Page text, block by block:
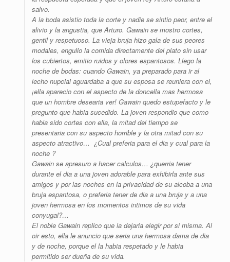
salvo.
A la boda asistio toda la corte y nadie se sintio peor, entre el
alivio y la angustia, que Arturo. Gawain se mostro cortes,
gentil y respetuoso. La vieja bruja hizo gala de sus peores
modales, engullo la comida directamente del plato sin usar
los cubiertos, emitio ruidos y olores espantosos. Llego la
noche de bodas: cuando Gawain, ya preparado para ir al
lecho nupcial aguardaba a que su esposa se reuniera con el,
¡ella aparecio con el aspecto de la doncella mas hermosa
que un hombre desearia ver! Gawain quedo estupefacto y le
pregunto que habia sucedido. La joven respondio que como
habia sido cortes con ella, la mitad del tiempo se
presentaria con su aspecto horrible y la otra mitad con su
aspecto atractivo… ¿Cual preferia para el dia y cual para la
noche ?
Gawain se apresuro a hacer calculos… ¿querria tener
durante el dia a una joven adorable para exhibirla ante sus
amigos y por las noches en la privacidad de su alcoba a una
bruja espantosa, o preferia tener de dia a una bruja y a una
joven hermosa en los momentos intimos de su vida
conyugal?…
El noble Gawain replico que la dejaria elegir por si misma. Al
oir esto, ella le anuncio que seria una hermosa dama de dia
y de noche, porque el la habia respetado y le habia
permitido ser dueña de su vida.